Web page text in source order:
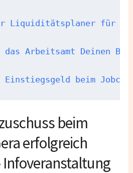
Liquiditätsplaner für
Arbeitsamt Deinen
Einstiegsgeld beim
beim
erfolgreich
Infoveranstaltung